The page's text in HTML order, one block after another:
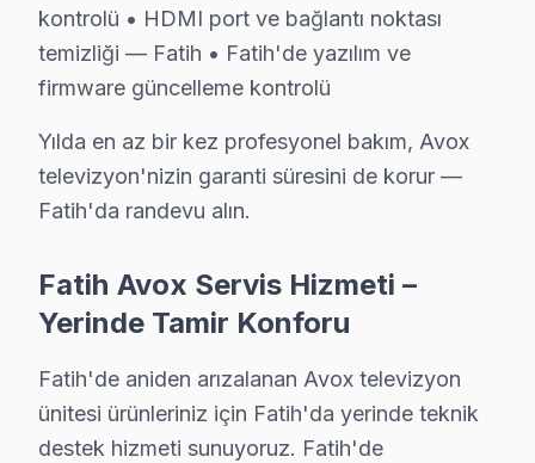
Avox Televizyon Servis Rehberi
✓ 15+ Yıl Deneyim
✓ Yazılı Garanti Belgesi
✓ Orijinal Yedek Parça
✓ Ücretsiz Arıza Tespiti
Avox TV'nin Fatih'deki Yeri
Coğrafi olarak, Fatih, İstanbul'un Avrupa
Avox televizyonunuz’lerin Fatih bölgesindeki
kontrolü • HDMI port ve bağlantı noktası
temizliği — Fatih • Fatih'de yazılım ve
firmware güncelleme kontrolü
Yılda en az bir kez profesyonel bakım, Avox
televizyon'nizin garanti süresini de korur —
Fatih'da randevu alın.
Fatih Avox Servis Hizmeti –
Yerinde Tamir Konforu
Fatih'de aniden arızalanan Avox televizyon
ünitesi ürünleriniz için Fatih'da yerinde teknik
destek hizmeti sunuyoruz. Fatih'de